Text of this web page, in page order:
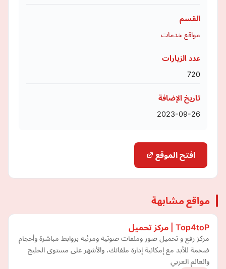
القسم
مواقع خدمات
عدد الزيارات
720
تاريخ الإضافة
2023-09-26
افتح الموقع
مواقع مشابهة
Top4toP | مركز تحميل
مركز رفع و تحميل صور وملفات صوتية ومرئية بروابط مباشرة وأحجام
ضخمة للأبد مع إمكانية إدارة ملفاتك، والأشهر على مستوى الخليج
والعالم العربي